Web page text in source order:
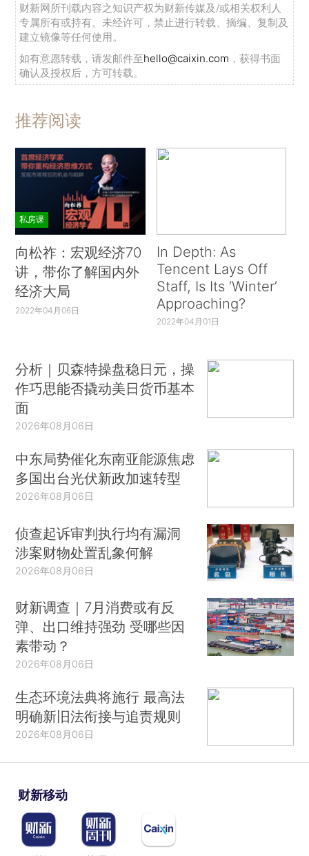
财新网所刊载内容之知识产权为财新传媒及/或相关权利人
专属所有或持有。未经许可，禁止进行转载、摘编、复制及
建立镜像等任何使用。
如有意愿转载，请发邮件至hello@caixin.com ，获得书面
确认及授权后，方可转载。
推荐阅读
私房课
向松祚：宏观经济70
讲，带你了解国内外
经济大局
2022年04月06日
In Depth: As
Tencent Lays Off
Staff, Is Its ‘Winter’
Approaching?
2022年04月01日
分析｜贝森特操盘稳日元，操
作巧思能否撬动美日货币基本
面
2026年08月06日
中东局势催化东南亚能源焦虑
多国出台光伏新政加速转型
2026年08月06日
侦查起诉审判执行均有漏洞
涉案财物处置乱象何解
2026年08月06日
财新调查｜7月消费或有反
弹、出口维持强劲 受哪些因
素带动？
2026年08月06日
生态环境法典将施行 最高法
明确新旧法衔接与追责规则
2026年08月06日
财新移动